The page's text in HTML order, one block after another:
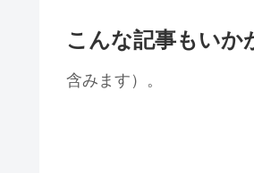
こんな記事もいか
含みます）。